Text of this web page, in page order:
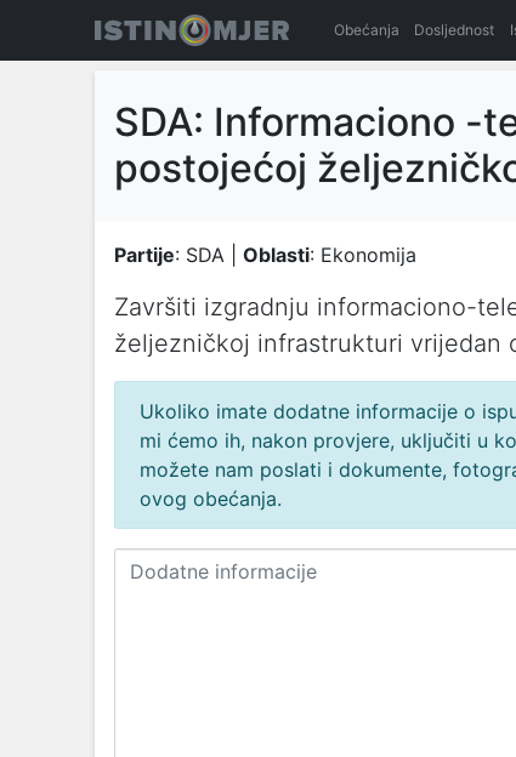
Obećanja Dosljednost
SDA: Informaciono -
postojećoj
Partije: SDA | Oblasti: Ekonomija
Završiti izgradnju informaciono-
željezničkoj infrastrukturi vrijedan
Ukoliko imate dodatne informacije o
mi ćemo ih, nakon provjere, uključiti u
možete nam poslati i dokumente,
ovog obećanja.